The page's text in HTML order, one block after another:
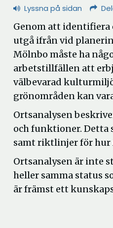
Lyssna på sidan
Genom att
utgå ifrån vid
Mölnbo måste ha
arbetstillfällen att
välbevarad
grönområden kan
Ortsanalysen
och funktioner. Detta
samt riktlinjer för hur
Ortsanalysen är inte
heller samma status
är främst ett